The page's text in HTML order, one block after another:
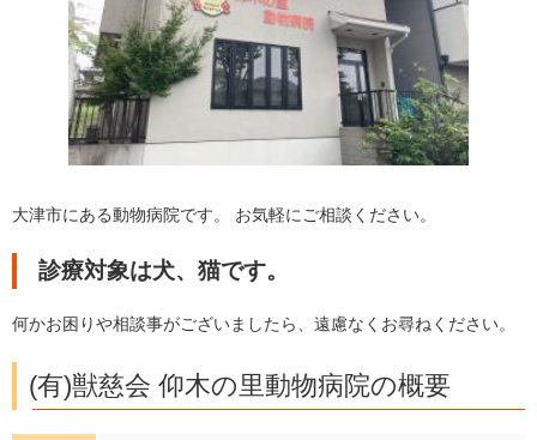
大津市にある動物病院です。 お気軽にご相談ください。
診療対象は犬、猫です。
何かお困りや相談事がございましたら、遠慮なくお尋ねください。
(有)獣慈会 仰木の里動物病院の概要